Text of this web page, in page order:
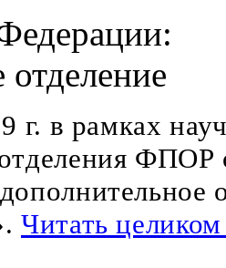
г. в рамках
ФПОР
Читать